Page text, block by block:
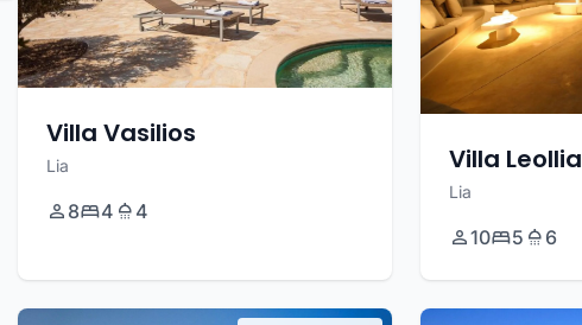
Villa Vasilios
Lia
8 4 4
Villa Leollia
Lia
10 5 6